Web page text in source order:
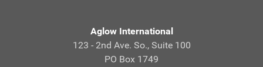
Aglow International
123 - 2nd Ave. So., Suite 100
PO Box 1749